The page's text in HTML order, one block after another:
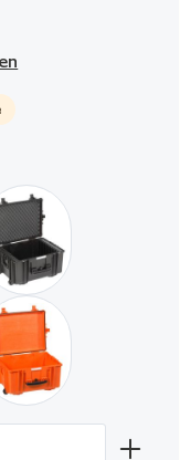
gepolsterten Trennern
schwarz / vorbereitet
Würfelschaum
orange / leer
Wert ein oder